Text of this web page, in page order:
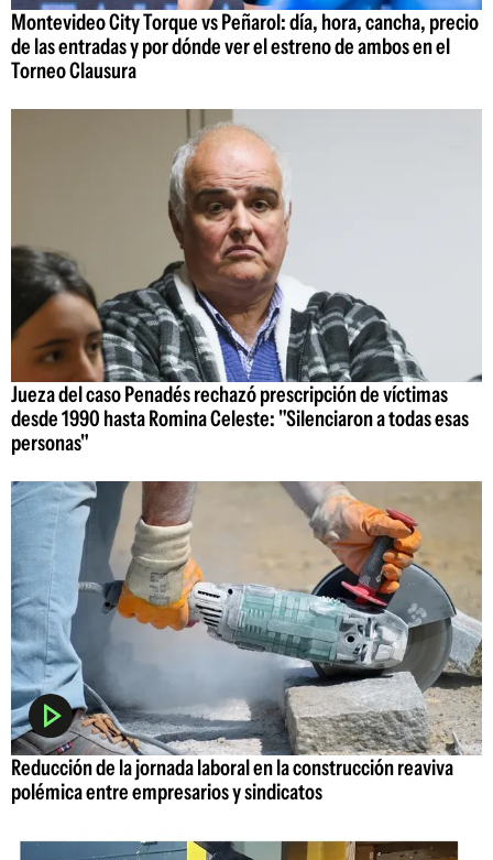
Montevideo City Torque vs Peñarol: día, hora, cancha, precio
de las entradas y por dónde ver el estreno de ambos en el
Torneo Clausura
Jueza del caso Penadés rechazó prescripción de víctimas
desde 1990 hasta Romina Celeste: "Silenciaron a todas esas
personas"
Reducción de la jornada laboral en la construcción reaviva
polémica entre empresarios y sindicatos